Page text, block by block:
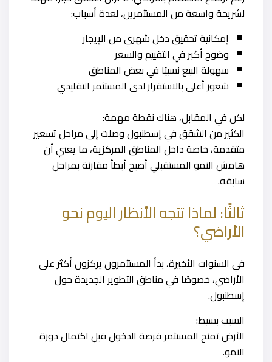
لشريحة واسعة من المستثمرين، لعدة أسباب:
إمكانية تحقيق دخل شهري من الإيجار
وضوح أكبر في التقييم والسعر
سهولة البيع نسبيًا في بعض المناطق
شعور أعلى بالاستقرار لدى المستثمر التقليدي
لكن في المقابل، هناك نقطة مهمة:
الكثير من الشقق في إسطنبول وصلت إلى مراحل تسعير
متقدمة، خاصة داخل المناطق المركزية، ما يعني أن
هامش النمو المستقبلي أصبح أبطأ مقارنة بمراحل
سابقة.
ثالثًا: لماذا تتجه الأنظار اليوم نحو
الأراضي؟
في السنوات الأخيرة، بدأ المستثمرون يركزون أكثر على
الأراضي، خصوصًا في مناطق التطوير الجديدة حول
إسطنبول.
السبب بسيط:
الأرض تمنح المستثمر فرصة الدخول قبل اكتمال دورة
النمو.